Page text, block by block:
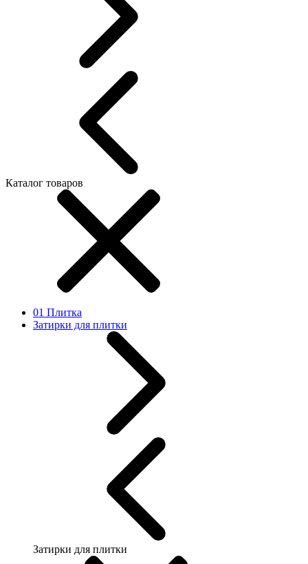
Каталог товаров
01 Плитка
Затирки для плитки
Затирки для плитки